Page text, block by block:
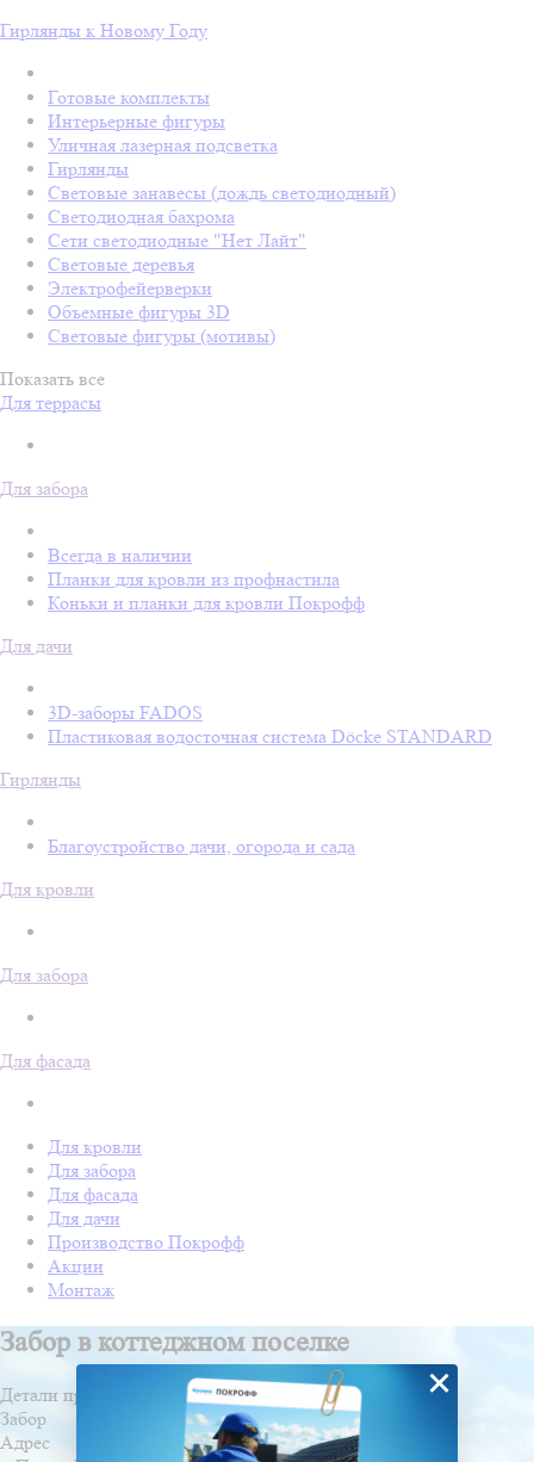
Гирлянды к Новому Году
Готовые комплекты
Интерьерные фигуры
Уличная лазерная подсветка
Гирлянды
Световые занавесы (дождь светодиодный)
Светодиодная бахрома
Сети светодиодные "Нет Лайт"
Световые деревья
Электрофейерверки
Объемные фигуры 3D
Световые фигуры (мотивы)
Показать все
Для террасы
Для забора
Всегда в наличии
Планки для кровли из профнастила
Коньки и планки для кровли Покрофф
Для дачи
3D-заборы FADOS
Пластиковая водосточная система Döcke STANDARD
Гирлянды
Благоустройство дачи, огорода и сада
Для кровли
Для забора
Для фасада
Для кровли
Для забора
Для фасада
Для дачи
Производство Покрофф
Акции
Монтаж
Забор в коттеджном поселке
Детали проекта
Забор
Адрес
×